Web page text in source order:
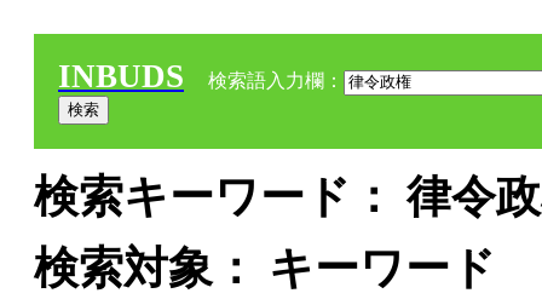
INBUDS 検索語入力欄：
検索キーワード： 律令
検索対象： キーワード